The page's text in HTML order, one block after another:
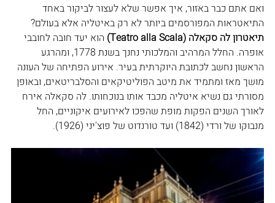
ואם אתם כבר באזור, איך אפשר שלא לעצור לביקור באחד
התיאטראות המפורסמים ביותר לא רק באיטליה אלא בעולם?
תיאטרון לה סקאלה (Teatro alla Scala)
הוא יעד חובה לחובבי
אופרה. החלל המרהיב והמלכותי נחנך בשנת 1778, ומהרגע
הראשון נחשב לכתובת היוקרתית בעיר. אירוע הפתיחה של העונה
מושך מאז ומתמיד את מיטב הפוליטיקאים והסלבריטאים, ובאופן
מסורתי גם נשיא איטליה מכבד אותו בנוכחותו. לה סקאלה אירח
לאורך השנים הפקות מופת שהפכו לאירועים איקוניים, החל
מנבוקו של ורדי (1842) ועד טורנדוט של פוצ'יני (1926).